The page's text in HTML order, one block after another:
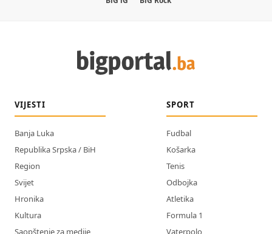
VIJESTI
Banja Luka
Republika Srpska / BiH
Region
Svijet
Hronika
Kultura
Saopštenje za medije
SPORT
Fudbal
Košarka
Tenis
Odbojka
Atletika
Formula 1
Vaterpolo